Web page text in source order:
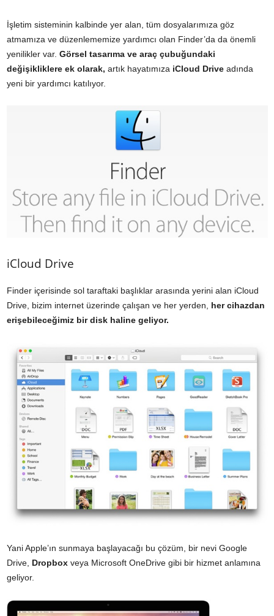
İşletim sisteminin kalbinde yer alan, tüm dosyalarımıza göz
atmamıza ve düzenlememize yardımcı olan Finder’da da önemli
yenilikler var. Görsel tasarıma ve araç çubuğundaki
değişikliklere ek olarak, artık hayatımıza iCloud Drive adında
yeni bir yardımcı katılıyor.
iCloud Drive
Finder içerisinde sol taraftaki başlıklar arasında yerini alan iCloud
Drive, bizim internet üzerinde çalışan ve her yerden, her cihazdan
erişebileceğimiz bir disk haline geliyor.
Yani Apple’ın sunmaya başlayacağı bu çözüm, bir nevi Google
Drive, Dropbox veya Microsoft OneDrive gibi bir hizmet anlamına
geliyor.